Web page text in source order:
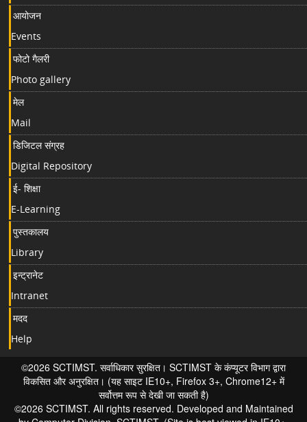
आयोजन
Events
फोटो गैलरी
Photo gallery
मेल
Mail
डिजिटल संग्रह
Digital Repository
ई- शिक्षा
E-Learning
पुस्तकालय
Library
इन्ट्रानेट
Intranet
मदद
Help
©2026 SCTIMST. सर्वाधिकार सुरक्षित। SCTIMST के कंप्यूटर विभाग द्वारा
विकसित और अनुरक्षित। (यह साइट IE10+, Firefox 3+, Chrome12+ में
सर्वोत्तम रूप से देखी जा सकती है)
©2026 SCTIMST. All rights reserved. Developed and Maintained